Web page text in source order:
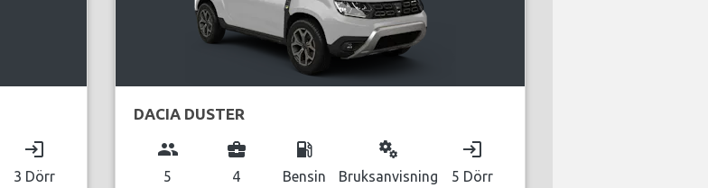
login
3 Dörr
DACIA DUSTER
group
5
business_center
4
local_gas_station
Bensin
miscellaneous_services
Bruksanvisning
login
5 Dörr